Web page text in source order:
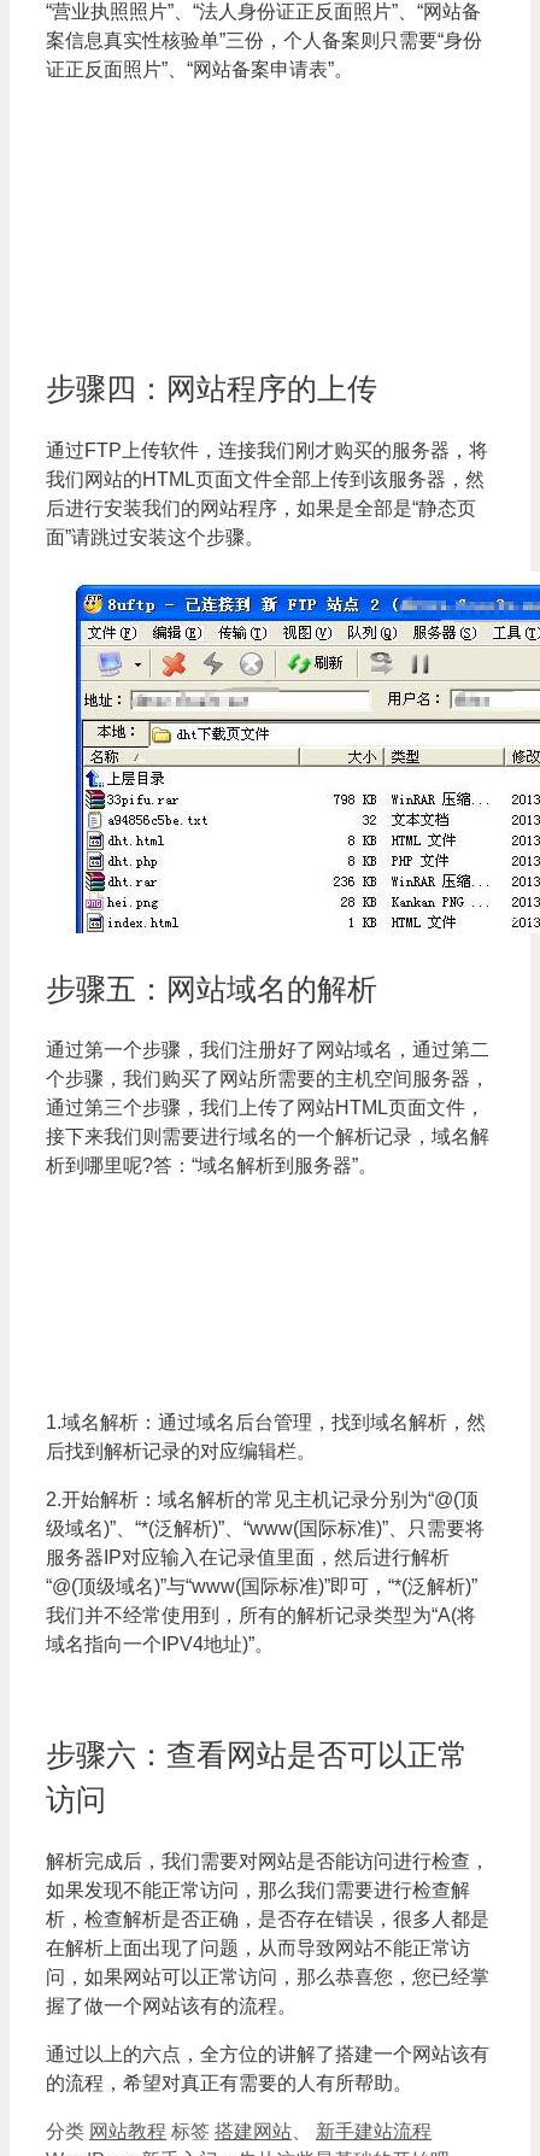
“营业执照照片”、“法人身份证正反面照片”、“网站备
案信息真实性核验单”三份，个人备案则只需要“身份
证正反面照片”、“网站备案申请表”。
步骤四：网站程序的上传
通过FTP上传软件，连接我们刚才购买的服务器，将
我们网站的HTML页面文件全部上传到该服务器，然
后进行安装我们的网站程序，如果是全部是“静态页
面”请跳过安装这个步骤。
步骤五：网站域名的解析
通过第一个步骤，我们注册好了网站域名，通过第二
个步骤，我们购买了网站所需要的主机空间服务器，
通过第三个步骤，我们上传了网站HTML页面文件，
接下来我们则需要进行域名的一个解析记录，域名解
析到哪里呢?答：“域名解析到服务器”。
1.域名解析：通过域名后台管理，找到域名解析，然
后找到解析记录的对应编辑栏。
2.开始解析：域名解析的常见主机记录分别为“@(顶
级域名)”、“*(泛解析)”、“www(国际标准)”、只需要将
服务器IP对应输入在记录值里面，然后进行解析
“@(顶级域名)”与“www(国际标准)”即可，“*(泛解析)”
我们并不经常使用到，所有的解析记录类型为“A(将
域名指向一个IPV4地址)”。
步骤六：查看网站是否可以正常
访问
解析完成后，我们需要对网站是否能访问进行检查，
如果发现不能正常访问，那么我们需要进行检查解
析，检查解析是否正确，是否存在错误，很多人都是
在解析上面出现了问题，从而导致网站不能正常访
问，如果网站可以正常访问，那么恭喜您，您已经掌
握了做一个网站该有的流程。
通过以上的六点，全方位的讲解了搭建一个网站该有
的流程，希望对真正有需要的人有所帮助。
分类 网站教程 标签 搭建网站
新手建站流程